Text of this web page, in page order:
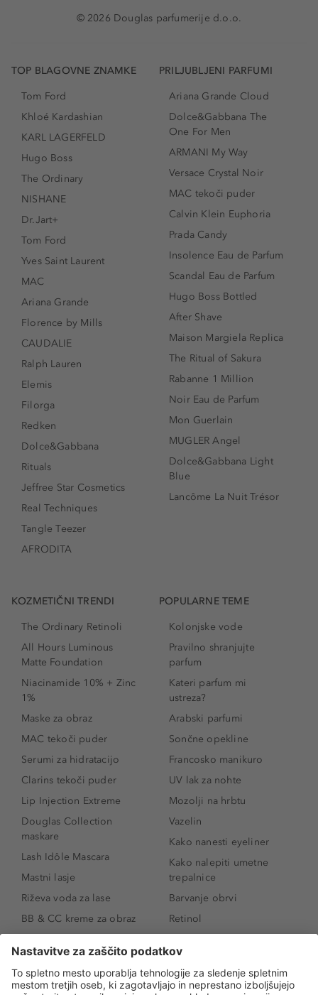
© 2026 Douglas parfumerije d.o.o.
TOP BLAGOVNE ZNAMKE
Tom Ford
Khloé Kardashian
KARL LAGERFELD
Hugo Boss
The Ordinary
NISHANE
Dr.Jart+
Tom Ford
Yves Saint Laurent
MAC
Ariana Grande
Florence by Mills
CAUDALIE
Ralph Lauren
Elemis
Filorga
Redken
Dolce&Gabbana
Rituals
Jeffree Star Cosmetics
Real Techniques
Tangle Teezer
AFRODITA
PRILJUBLJENI PARFUMI
Ariana Grande Cloud
Dolce&Gabbana The
One For Men
ARMANI My Way
Versace Crystal Noir
MAC tekoči puder
Calvin Klein Euphoria
Prada Candy
Insolence Eau de Parfum
Scandal Eau de Parfum
Hugo Boss Bottled
After Shave
Maison Margiela Replica
The Ritual of Sakura
Rabanne 1 Million
Noir Eau de Parfum
Mon Guerlain
MUGLER Angel
Dolce&Gabbana Light
Blue
Lancôme La Nuit Trésor
KOZMETIČNI TRENDI
The Ordinary Retinoli
All Hours Luminous
Matte Foundation
Niacinamide 10% + Zinc
1%
Maske za obraz
MAC tekoči puder
Serumi za hidratacijo
Clarins tekoči puder
Lip Injection Extreme
Douglas Collection
maskare
Lash Idôle Mascara
Mastni lasje
Riževa voda za lase
BB & CC kreme za obraz
SPF 30
Senčila za oči
POPULARNE TEME
Kolonjske vode
Pravilno shranjujte
parfum
Kateri parfum mi
ustreza?
Arabski parfumi
Sončne opekline
Francosko manikuro
UV lak za nohte
Mozolji na hrbtu
Vazelin
Kako nanesti eyeliner
Kako nalepiti umetne
trepalnice
Barvanje obrvi
Retinol
Niacinamid